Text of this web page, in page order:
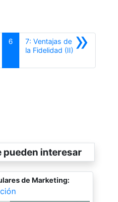
6 »
7: Ventajas de
la Fidelidad (II) Siguiente
pueden interesar
de Marketing: